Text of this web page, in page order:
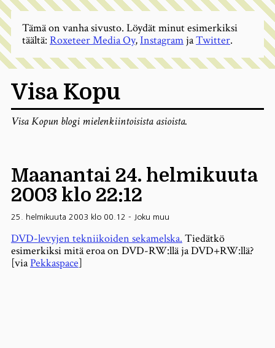
Visa Kopu
Visa Kopun blogi mielenkiintoisista asioista.
Maanantai 24. helmikuuta
2003 klo 22:12
25. helmikuuta 2003 klo 00.12 - Joku muu
DVD-levyjen tekniikoiden sekamelska. Tiedätkö
esimerkiksi mitä eroa on DVD-RW:llä ja DVD+RW:llä?
[viaPekkaspace]
Tämä on vanha sivusto. Löydät minut esimerkiksi
täältä: Roxeteer Media Oy,InstagramjaTwitter.